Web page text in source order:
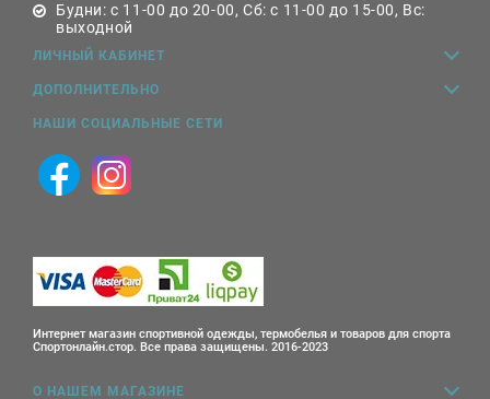
Будни: с 11-00 до 20-00, Сб: с 11-00 до 15-00, Вс:
выходной
ЛИЧНЫЙ КАБИНЕТ
ДОПОЛНИТЕЛЬНО
НАШИ СОЦИАЛЬНЫЕ СЕТИ
Интернет магазин спортивной одежды, термобелья и товаров для спорта
Спортонлайн.стор. Все права защищены. 2016-2023
О НАШЕМ МАГАЗИНЕ